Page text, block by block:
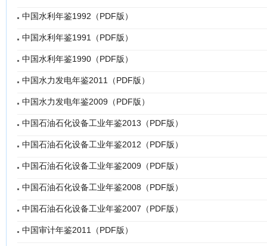
中国水利年鉴1992（PDF版）
中国水利年鉴1991（PDF版）
中国水利年鉴1990（PDF版）
中国水力发电年鉴2011（PDF版）
中国水力发电年鉴2009（PDF版）
中国石油石化设备工业年鉴2013（PDF版）
中国石油石化设备工业年鉴2012（PDF版）
中国石油石化设备工业年鉴2009（PDF版）
中国石油石化设备工业年鉴2008（PDF版）
中国石油石化设备工业年鉴2007（PDF版）
中国审计年鉴2011（PDF版）